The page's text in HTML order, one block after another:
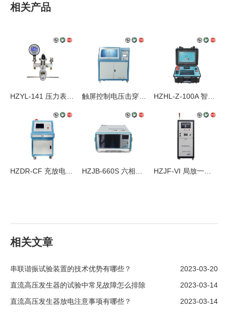
相关产品
HZYL-141 压力表校验仪 触屏控制电压击穿试验仪 HZHL-Z-100A 智能回路电阻测试仪
HZDR-CF 充放电试验装置 HZJB-660S 六相微机继电保护测试仪 HZJF-VI 局放一体机
相关文章
2023-03-20
串联谐振试验装置的技术优势有哪些？
2023-03-14
直流高压发生器的试验中常见故障怎么排除
2023-03-14
直流高压发生器放电注意事项有哪些？